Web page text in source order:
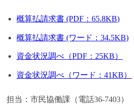
概算払請求書 (PDF：65.8KB)
概算払請求書 (ワード：34.5KB)
資金状況調べ（PDF：25KB）
資金状況調べ（ワード：41KB）
担当：市民協働課（電話36-7403）